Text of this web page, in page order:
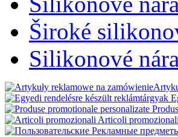
Široké
Silikonové
Articoli promozionali